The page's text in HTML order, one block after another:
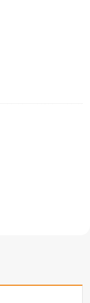
280ml ELASTOTET